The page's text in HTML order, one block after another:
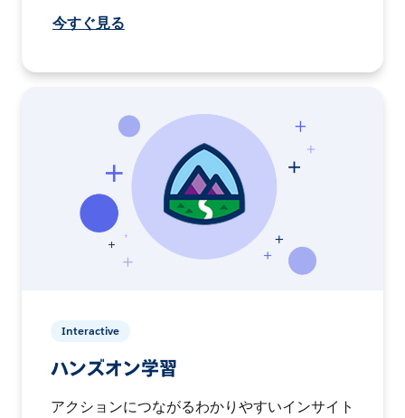
今すぐ見る
Interactive
ハンズオン学習
アクションにつながるわかりやすいインサイト